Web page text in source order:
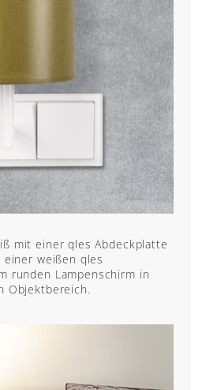
mit einer qles Abdeckplatte
einer weißen qles
runden Lampenschirm in
Objektbereich.